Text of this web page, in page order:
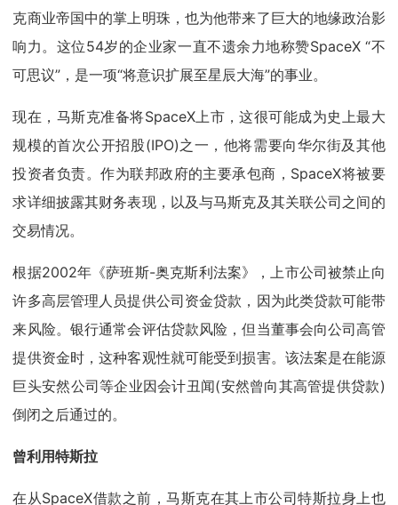
克商业帝国中的掌上明珠，也为他带来了巨大的地缘政治影
响力。这位54岁的企业家一直不遗余力地称赞SpaceX “不
可思议”，是一项“将意识扩展至星辰大海”的事业。
现在，马斯克准备将SpaceX上市，这很可能成为史上最大
规模的首次公开招股(IPO)之一，他将需要向华尔街及其他
投资者负责。作为联邦政府的主要承包商，SpaceX将被要
求详细披露其财务表现，以及与马斯克及其关联公司之间的
交易情况。
根据2002年《萨班斯-奥克斯利法案》，上市公司被禁止向
许多高层管理人员提供公司资金贷款，因为此类贷款可能带
来风险。银行通常会评估贷款风险，但当董事会向公司高管
提供资金时，这种客观性就可能受到损害。该法案是在能源
巨头安然公司等企业因会计丑闻(安然曾向其高管提供贷款)
倒闭之后通过的。
曾利用特斯拉
在从SpaceX借款之前，马斯克在其上市公司特斯拉身上也